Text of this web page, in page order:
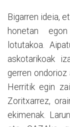
Bigarren ideia,
honetan
lotutakoa.
askotarikoak
gerren ondorioz
Herritik egin
Zoritxarrez,
ekimenak.